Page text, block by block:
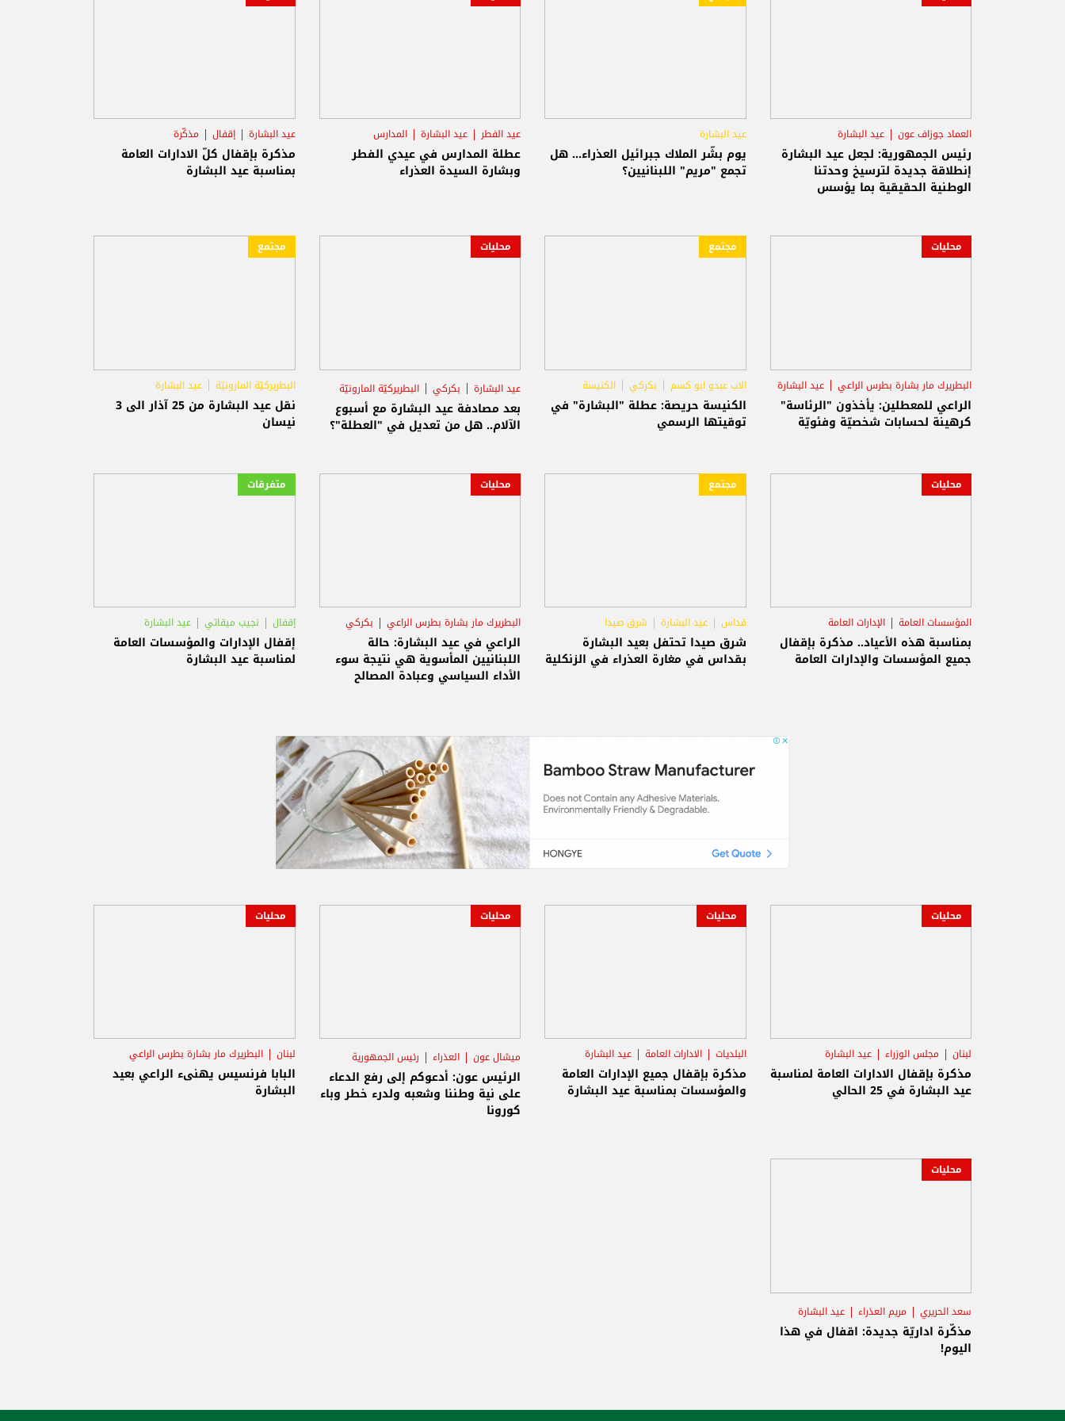
العماد جوزاف عون عيد البشارة
رئيس الجمهورية: لجعل عيد البشارة
إنطلاقة جديدة لترسيخ وحدتنا
الوطنية الحقيقية بما يؤسس
عيد البشارة
يوم بشّر الملاك جبرائيل العذراء... هل
تجمع "مريم" اللبنانيين؟
عيد الفطر عيد البشارة المدارس
عطلة المدارس في عيدي الفطر
وبشارة السيدة العذراء
عيد البشارة إقفال مذكّرة
مذكرة بإقفال كلّ الادارات العامة
بمناسبة عيد البشارة
محليات
البطريرك مار بشارة بطرس الراعي
عيد البشارة
الشغور الرئاسي
الراعي للمعطلين: يأخذون "الرئاسة"
كرهينة لحسابات شخصيّة وفئويّة
مجتمع
الاب عبدو ابو كسم بكركي الكنيسة
الكنيسة حريصة: عطلة "البشارة" في
توقيتها الرسمي
محليات
عيد البشارة بكركي البطريركيّة المارونيّة
بعد مصادفة عيد البشارة مع أسبوع
الآلام.. هل من تعديل في "العطلة"؟
مجتمع
البطريركيّة المارونيّة عيد البشارة
نقل عيد البشارة من 25 آذار الى 3
نيسان
محليات
المؤسسات العامة
الإدارات العامة
عيد البشارة
بمناسبة هذه الأعياد.. مذكرة بإقفال
جميع المؤسسات والإدارات العامة
مجتمع
قداس عيد البشارة شرق صيدا
شرق صيدا تحتفل بعيد البشارة
بقداس في مغارة العذراء في الزنكلية
محليات
البطريرك مار بشارة بطرس الراعي
بكركي
عيد البشارة
الراعي في عيد البشارة: حالة
اللبنانيين المأسوية هي نتيجة سوء
الأداء السياسي وعبادة المصالح
متفرقات
إقفال نجيب ميقاتي عيد البشارة
إقفال الإدارات والمؤسسات العامة
لمناسبة عيد البشارة
محليات
لبنان مجلس الوزراء عيد البشارة
مذكرة بإقفال الادارات العامة لمناسبة
عيد البشارة في 25 الحالي
محليات
البلديات الادارات العامة عيد البشارة
مذكرة بإقفال جميع الإدارات العامة
والمؤسسات بمناسبة عيد البشارة
محليات
ميشال عون العذراء رئيس الجمهورية
الرئيس عون: أدعوكم إلى رفع الدعاء
على نية وطننا وشعبه ولدرء خطر وباء
كورونا
محليات
لبنان
البطريرك مار بشارة بطرس الراعي
البابا فرنسيس
البابا فرنسيس يهنىء الراعي بعيد
البشارة
محليات
سعد الحريري مريم العذراء عيد البشارة
مذكّرة اداريّة جديدة: اقفال في هذا
اليوم!